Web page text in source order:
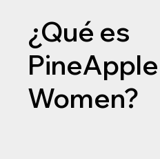
¿Qué es
PineApple
Women?